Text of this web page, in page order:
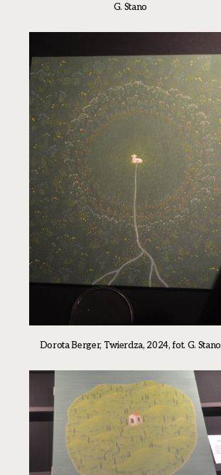
G. Stano
Dorota Berger, Twierdza, 2024, fot. G. Stano